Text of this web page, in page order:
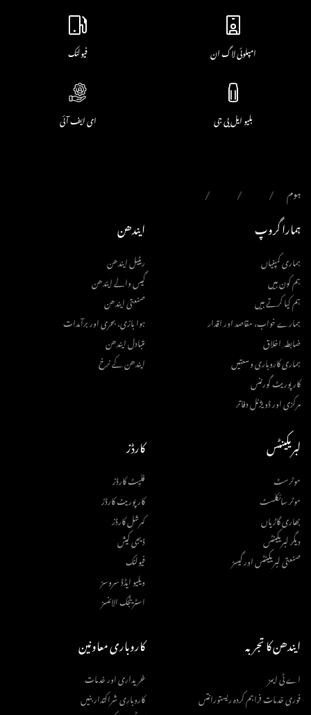
امپلوئی لاگ ان فیولنک
بلیو ایل پی جی ای ایف آئی
ہوم
ہمارا گروپ
ہماری کمپنیاں
ہم کون ہیں
ہم کیا کرتے ہیں
ہمارے خواب، مقاصد اور اقدار
ضابطہ ِ اخلاق
ہماری کاروباری وسعتیں
کارپوریٹ گورننس
مرکزی اور ڈویژنل دفاتر
ایندھن
ریٹیل ایندھن
گیس والے ایندھن
صنعتی ایندھن
ہوا بازی، بحری اور برآمدات
متبادل ایندھن
ایندھن کے نرخ
لبریکینٹس
موٹرسٹ
موٹر سائکلسٹ
بھاری گاڑیاں
دیگر لبریکینٹس
صنعتی لبریکینٹس اور گیسز
کارڈز
فلیِٹ کارڈز
کارپوریٹ کارڈز
کمرشل کارڈز
ڈیجی کیش
فیولنک
ویلیو ایڈڈ سروسز
اسٹریٹجک الائنسز
ایندھن کا تجربہ
اے ٹی ایمز
فوری خدمات فراہم کردہ ریستورانتس
کاروباری معاونین
خریداری اور خدمات
کاروباری شراکتدار بنیں